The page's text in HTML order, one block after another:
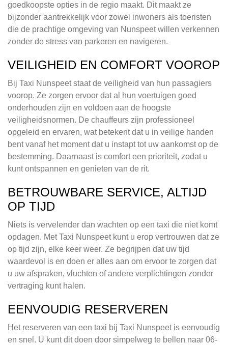
goedkoopste opties in de regio maakt. Dit maakt ze
bijzonder aantrekkelijk voor zowel inwoners als toeristen
die de prachtige omgeving van Nunspeet willen verkennen
zonder de stress van parkeren en navigeren.
VEILIGHEID EN COMFORT VOOROP
Bij Taxi Nunspeet staat de veiligheid van hun passagiers
voorop. Ze zorgen ervoor dat al hun voertuigen goed
onderhouden zijn en voldoen aan de hoogste
veiligheidsnormen. De chauffeurs zijn professioneel
opgeleid en ervaren, wat betekent dat u in veilige handen
bent vanaf het moment dat u instapt tot uw aankomst op de
bestemming. Daarnaast is comfort een prioriteit, zodat u
kunt ontspannen en genieten van de rit.
BETROUWBARE SERVICE, ALTIJD
OP TIJD
Niets is vervelender dan wachten op een taxi die niet komt
opdagen. Met Taxi Nunspeet kunt u erop vertrouwen dat ze
op tijd zijn, elke keer weer. Ze begrijpen dat uw tijd
waardevol is en doen er alles aan om ervoor te zorgen dat
u uw afspraken, vluchten of andere verplichtingen zonder
vertraging kunt halen.
EENVOUDIG RESERVEREN
Het reserveren van een taxi bij Taxi Nunspeet is eenvoudig
en snel. U kunt dit doen door simpelweg te bellen naar 06-